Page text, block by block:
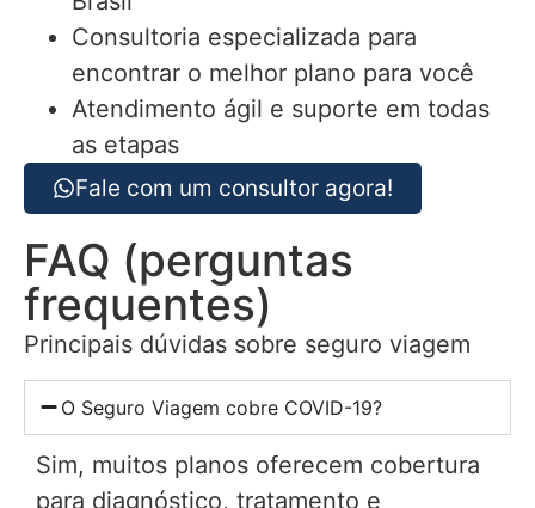
Consultoria especializada para
encontrar o melhor plano para você
Atendimento ágil e suporte em todas
as etapas
Fale com um consultor agora!
FAQ (perguntas
frequentes)
Principais dúvidas sobre seguro viagem
O Seguro Viagem cobre COVID-19?
Sim, muitos planos oferecem cobertura
para diagnóstico, tratamento e